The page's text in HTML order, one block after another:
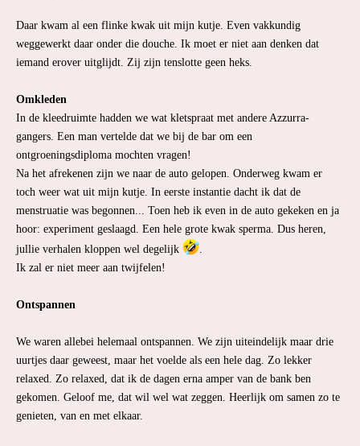
Daar kwam al een flinke kwak uit mijn kutje. Even vakkundig
weggewerkt daar onder die douche. Ik moet er niet aan denken dat
iemand erover uitglijdt. Zij zijn tenslotte geen heks.
Omkleden
In de kleedruimte hadden we wat kletspraat met andere Azzurra-
gangers. Een man vertelde dat we bij de bar om een
ontgroeningsdiploma mochten vragen!
Na het afrekenen zijn we naar de auto gelopen. Onderweg kwam er
toch weer wat uit mijn kutje. In eerste instantie dacht ik dat de
menstruatie was begonnen... Toen heb ik even in de auto gekeken en ja
hoor: experiment geslaagd. Een hele grote kwak sperma. Dus heren,
jullie verhalen kloppen wel degelijk
.
Ik zal er niet meer aan twijfelen!
Ontspannen
We waren allebei helemaal ontspannen. We zijn uiteindelijk maar drie
uurtjes daar geweest, maar het voelde als een hele dag. Zo lekker
relaxed. Zo relaxed, dat ik de dagen erna amper van de bank ben
gekomen. Geloof me, dat wil wel wat zeggen. Heerlijk om samen zo te
genieten, van en met elkaar.